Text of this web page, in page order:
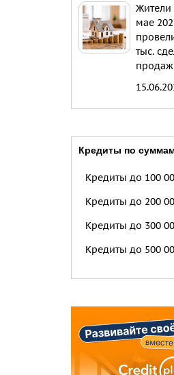
Жители
мае
тыс.
Кредиты по
Кредиты до 100
Кредиты до 200
Кредиты до 300
Кредиты до 500